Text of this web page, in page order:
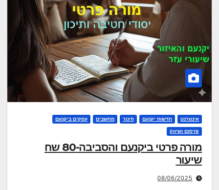
אינטרנט חדשות יקנעם חינוך מחשבים עסקים ביקנעם
פרסום ושיווק
מורה פרטי ביקנעם והסביבה-80 שח
שיעור
08/06/2025